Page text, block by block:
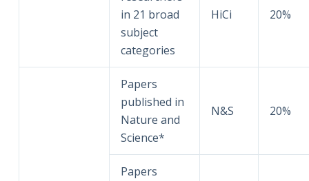
in 21 broad
subject
categories
HiCi 20%
Papers
published in
Nature and
Science*
N&S 20%
Papers